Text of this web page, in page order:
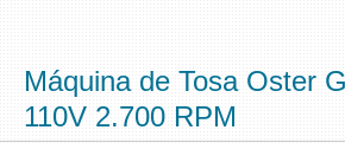
Máquina de Tosa Oster
110V 2.700 RPM